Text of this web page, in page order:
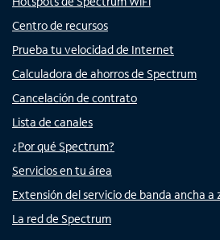
Centro de recursos
Prueba tu velocidad de Internet
Calculadora de ahorros de Spectrum
Cancelación de contrato
Lista de canales
¿Por qué Spectrum?
Servicios en tu área
Extensión del servicio de banda ancha a
La red de Spectrum